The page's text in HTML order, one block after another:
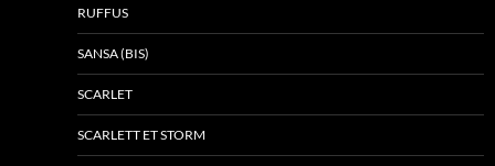
RUFFUS
SANSA (BIS)
SCARLET
SCARLETT ET STORM